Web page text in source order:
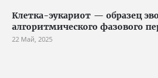
Клетка-эукариот — образец
алгоритмического фазового
22 Май, 2025